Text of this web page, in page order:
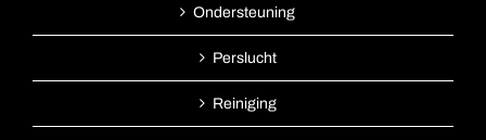
Ondersteuning
Perslucht
Reiniging